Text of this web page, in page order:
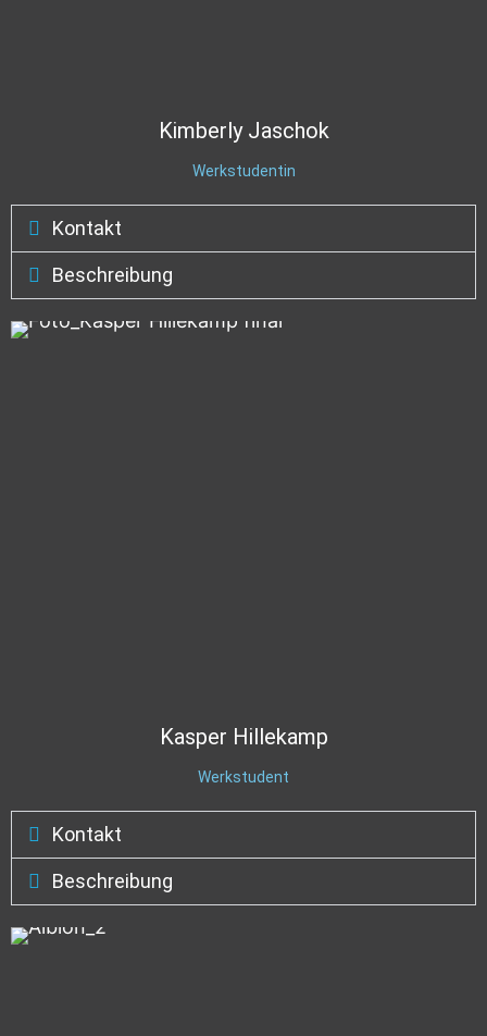
KimberlyJaschok
Werkstudentin
Kontakt
Beschreibung
Kasper Hillekamp
Werkstudent
Kontakt
Beschreibung